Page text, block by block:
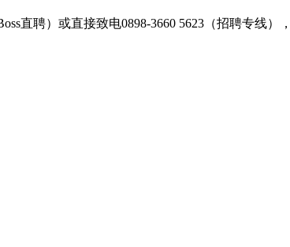
直聘）或直接致电0898-3660 5623（招聘专线）